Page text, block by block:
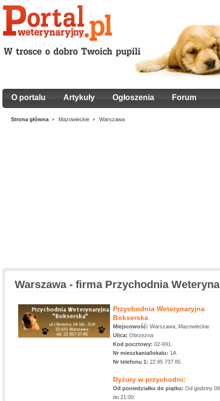
O portalu Artykuły Ogłoszenia Forum
Strona główna Mazowieckie Warszawa
Warszawa - firma Przychodnia
Przychodnia Weterynaryjna
Bokserska
Miejscowość: Warszawa, Mazowieckie
Ulica: Obrzeżna
Kod pocztowy: 02-691
Nr mieszkania/lokalu: 1A
Nr telefonu 1: 22 85 737 85
Dyżury w przychodni:
Od poniedziałku do piątku: Od godziny
do 21:00.